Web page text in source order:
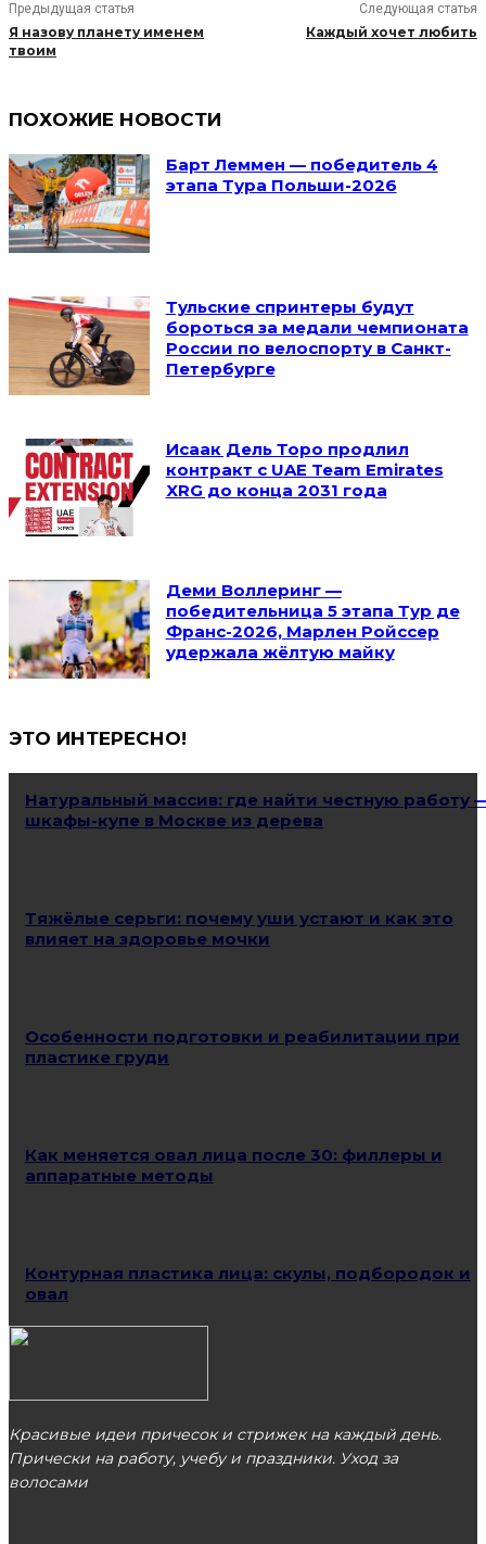
Предыдущая статья
Я назову планету именем
твоим
Следующая статья
Каждый хочет любить
ПОХОЖИЕ НОВОСТИ
Барт Леммен — победитель 4
этапа Тура Польши-2026
Тульские спринтеры будут
бороться за медали чемпионата
России по велоспорту в Санкт-
Петербурге
Исаак Дель Торо продлил
контракт с UAE Team Emirates
XRG до конца 2031 года
Деми Воллеринг —
победительница 5 этапа Тур де
Франс-2026, Марлен Ройссер
удержала жёлтую майку
ЭТО ИНТЕРЕСНО!
Натуральный массив: где найти честную работу
шкафы-купе в Москве из дерева
Тяжёлые серьги: почему уши устают и как это
влияет на здоровье мочки
Особенности подготовки и реабилитации при
пластике груди
Как меняется овал лица после 30: филлеры и
аппаратные методы
Контурная пластика лица: скулы, подбородок и
овал
Красивые идеи причесок и стрижек на каждый день.
Прически на работу, учебу и праздники. Уход за
волосами